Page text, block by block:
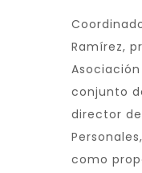
Ramírez,
conjunto
director
como